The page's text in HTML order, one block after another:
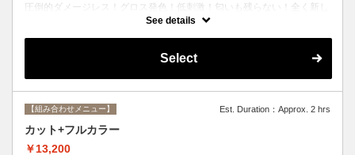
圧倒的ダメージレス！グロス発色！低刺激！匂いも残らない！全く新し
い処方のイノアオイルカラーのセットメニュー☆ ※根元２ｃｍまでの
See details
Select
【組み合わせメニュー】 Est. Duration：Approx. 2 hrs
カット+フルカラー
￥13,200